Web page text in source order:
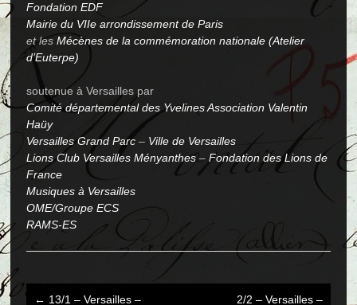
Fondation EDF
Mairie du VIIe arrondissement de Paris
et lesMécènes de la commémoration nationale (Atelier
d’Euterpe)
soutenue à Versailles par
Comité départemental des Yvelines Association Valentin
Haüy
Versailles Grand Parc – Ville de Versailles
Lions Club Versailles Ményanthes –Fondation des Lions de
France
Musiques à Versailles
OME/Groupe ECS
RAMS-ES
← 13/1 – Versailles –
2/2 – Versailles –